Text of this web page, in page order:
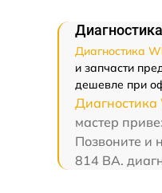
Диагностика
и запчасти
дешевле при
Диагностика
мастер
Позвоните и
814 BA.